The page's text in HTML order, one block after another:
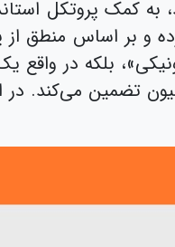
و بر اساس
بلکه در
تضمین می‌کند. در